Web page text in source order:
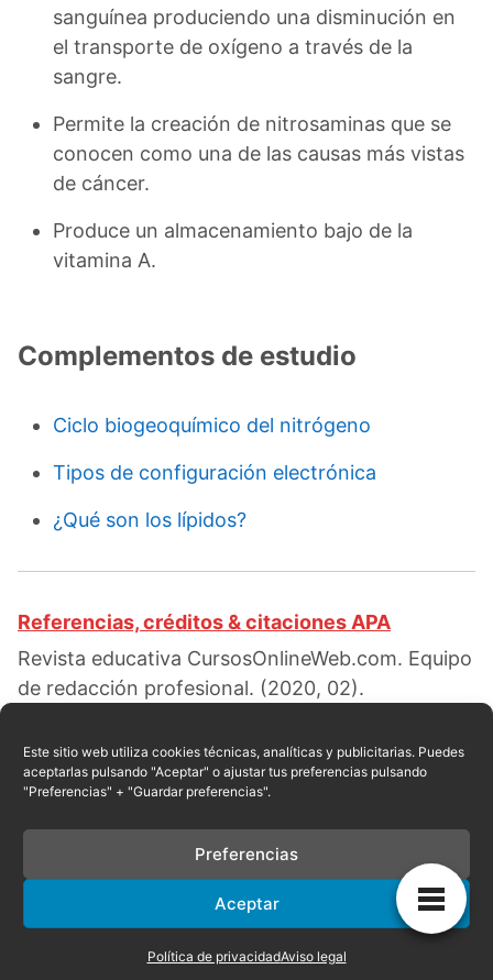
Este sitio web utiliza cookies técnicas, analíticas y publicitarias. Puedes
aceptarlas pulsando "Aceptar" o ajustar tus preferencias pulsando
"Preferencias" + "Guardar preferencias".
Aceptar
Preferencias
Política de privacidadAviso legal
sanguínea produciendo una disminución en
el transporte de oxígeno a través de la
sangre.
Permite la creación de nitrosaminas que se
conocen como una de las causas más vistas
de cáncer.
Produce un almacenamiento bajo de la
vitamina A.
Complementos de estudio
Ciclo biogeoquímico del nitrógeno
Tipos de configuración electrónica
¿Qué son los lípidos?
Referencias, créditos & citaciones APA
Revista educativa CursosOnlineWeb.com. Equipo
de redacción profesional. (2020, 02).
por:Rossi Rosario. Obtenido en fecha 08, 2026,
desde el sitio web:
https://cursosonlineweb.com/configuracion-
electronica-del-nitrogeno.html
Privacidad|Referencias|Mapa|Contacto